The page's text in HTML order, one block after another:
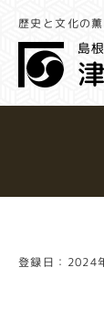
歴史と文化の
登録日：2024